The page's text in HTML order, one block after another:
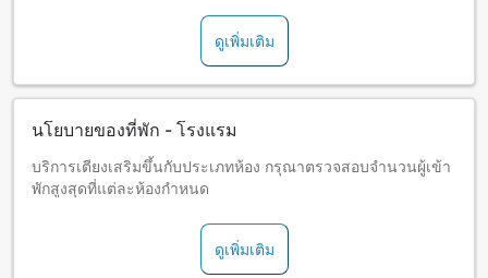
ดูเพิ่มเติม
นโยบายของที่พัก - โรงแรม
บริการเตียงเสริมขึ้นกับประเภทห้อง กรุณาตรวจสอบจำนวนผู้เข้า
พักสูงสุดที่แต่ละห้องกำหนด
ดูเพิ่มเติม